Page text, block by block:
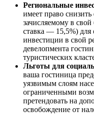
Региональные
имеет право
зачисляемому в
ставка — 15,5%)
инвестиции в свой
девелопмента
туристических
Льготы для
ваша гостиница
уязвимым слоям
ограниченными
претендовать на
освобождение от